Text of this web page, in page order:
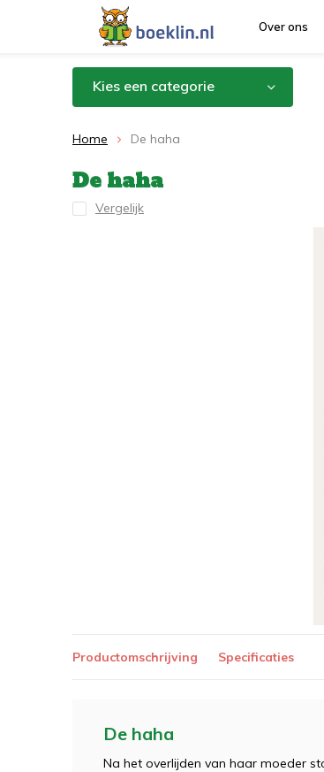
Over ons
Kies een categorie
Home De haha
De haha
Vergelijk
Productomschrijving Specificaties
De haha
Na het overlijden van haar moeder